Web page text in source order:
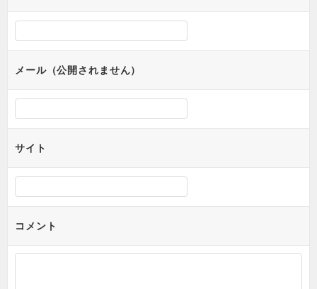
ンメール（公開されません）
サイト
コメント